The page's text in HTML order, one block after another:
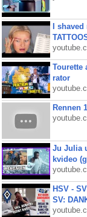
I
Tourette
rator
Rennen
Ju Julia
kvideo
HSV -
SV: